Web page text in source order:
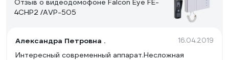
Отзыв о видеодомофоне Falcon Eye FE-
4CHP2 /AVP-505
Александра Петровна . 16.04.2019
Интересный современный аппарат.Несложная